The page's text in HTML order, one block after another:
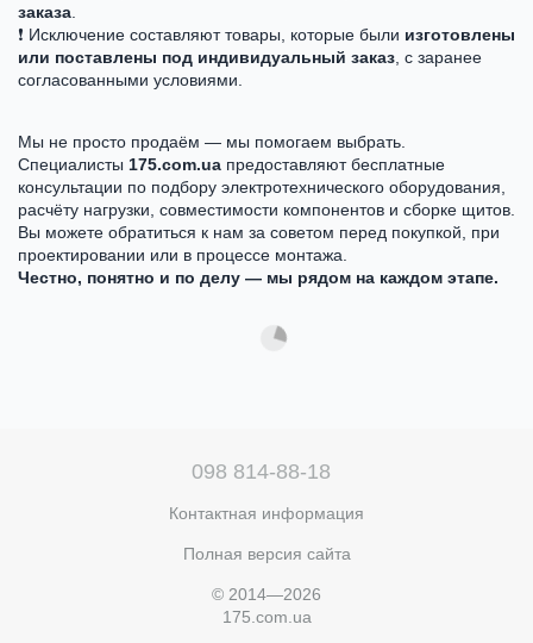
заказа
❗ Исключение составляют товары, которые были изготовлены
или поставлены под индивидуальный заказ , с заранее
согласованными условиями.
Мы не просто продаём — мы помогаем выбрать.
Специалисты 175.com.ua предоставляют бесплатные
консультации по подбору электротехнического оборудования,
расчёту нагрузки, совместимости компонентов и сборке щитов.
Вы можете обратиться к нам за советом перед покупкой, при
проектировании или в процессе монтажа.
Честно, понятно и по делу — мы рядом на каждом этапе.
098 814-88-18
Контактная информация
Полная версия сайта
© 2014—2026
175.com.ua